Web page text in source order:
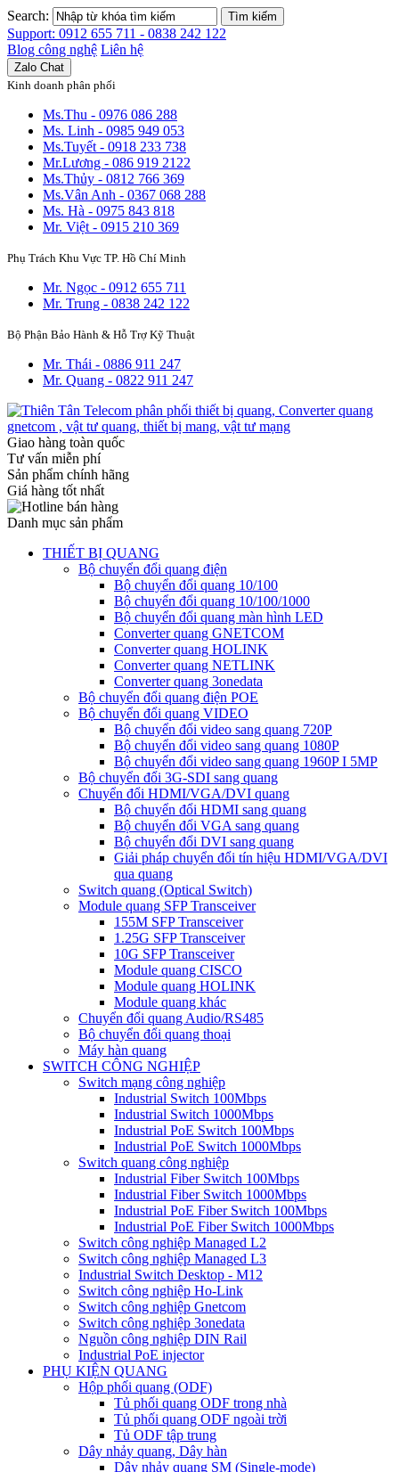
Search: Tìm kiếm
Support: 0912 655 711 - 0838 242 122
Blog công nghệ Liên hệ
Zalo Chat
Kinh doanh phân phối
Ms.Thu - 0976 086 288
Ms. Linh - 0985 949 053
Ms.Tuyết - 0918 233 738
Mr.Lương - 086 919 2122
Ms.Thủy - 0812 766 369
Ms.Vân Anh - 0367 068 288
Ms. Hà - 0975 843 818
Mr. Việt - 0915 210 369
Phụ Trách Khu Vực TP. Hồ Chí Minh
Mr. Ngọc - 0912 655 711
Mr. Trung - 0838 242 122
Bộ Phận Bảo Hành & Hỗ Trợ Kỹ Thuật
Mr. Thái - 0886 911 247
Mr. Quang - 0822 911 247
Giao hàng toàn quốc
Tư vấn miễn phí
Sản phẩm chính hãng
Giá hàng tốt nhất
Danh mục sản phẩm
THIẾT BỊ QUANG
Bộ chuyển đổi quang điện
Bộ chuyển đổi quang 10/100
Bộ chuyển đổi quang 10/100/1000
Bộ chuyển đổi quang màn hình LED
Converter quang GNETCOM
Converter quang HOLINK
Converter quang NETLINK
Converter quang 3onedata
Bộ chuyển đổi quang điện POE
Bộ chuyển đổi quang VIDEO
Bộ chuyển đổi video sang quang 720P
Bộ chuyển đổi video sang quang 1080P
Bộ chuyển đổi video sang quang 1960P I 5MP
Bộ chuyển đổi 3G-SDI sang quang
Chuyển đổi HDMI/VGA/DVI quang
Bộ chuyển đổi HDMI sang quang
Bộ chuyển đổi VGA sang quang
Bộ chuyển đổi DVI sang quang
Giải pháp chuyển đổi tín hiệu HDMI/VGA/DVI
qua quang
Switch quang (Optical Switch)
Module quang SFP Transceiver
155M SFP Transceiver
1.25G SFP Transceiver
10G SFP Transceiver
Module quang CISCO
Module quang HOLINK
Module quang khác
Chuyển đổi quang Audio/RS485
Bộ chuyển đổi quang thoại
Máy hàn quang
SWITCH CÔNG NGHIỆP
Switch mạng công nghiệp
Industrial Switch 100Mbps
Industrial Switch 1000Mbps
Industrial PoE Switch 100Mbps
Industrial PoE Switch 1000Mbps
Switch quang công nghiệp
Industrial Fiber Switch 100Mbps
Industrial Fiber Switch 1000Mbps
Industrial PoE Fiber Switch 100Mbps
Industrial PoE Fiber Switch 1000Mbps
Switch công nghiệp Managed L2
Switch công nghiệp Managed L3
Industrial Switch Desktop - M12
Switch công nghiệp Ho-Link
Switch công nghiệp Gnetcom
Switch công nghiệp 3onedata
Nguồn công nghiệp DIN Rail
Industrial PoE injector
PHỤ KIỆN QUANG
Hộp phối quang (ODF)
Tủ phối quang ODF trong nhà
Tủ phối quang ODF ngoài trời
Tủ ODF tập trung
Dây nhảy quang, Dây hàn
Dây nhảy quang SM (Single-mode)